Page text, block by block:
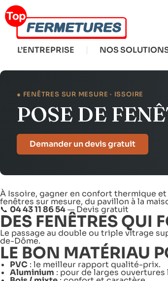
L’ENTREPRISE NOS
● FENÊTRES SUR MESURE · ISSOIRE
POSE DE
Demander un devis gratuit
À Issoire, gagner en confort thermique
fenêtres sur mesure, du pavillon à la
📞 04 43 11 86 54— Devis gratuit
DES FENÊTRES QUI
Le passage au double ou triple vitrage
de-Dôme.
LE BON MATÉRIAU
PVC : le meilleur rapport qualité-prix.
Aluminium : pour de larges ouvertures